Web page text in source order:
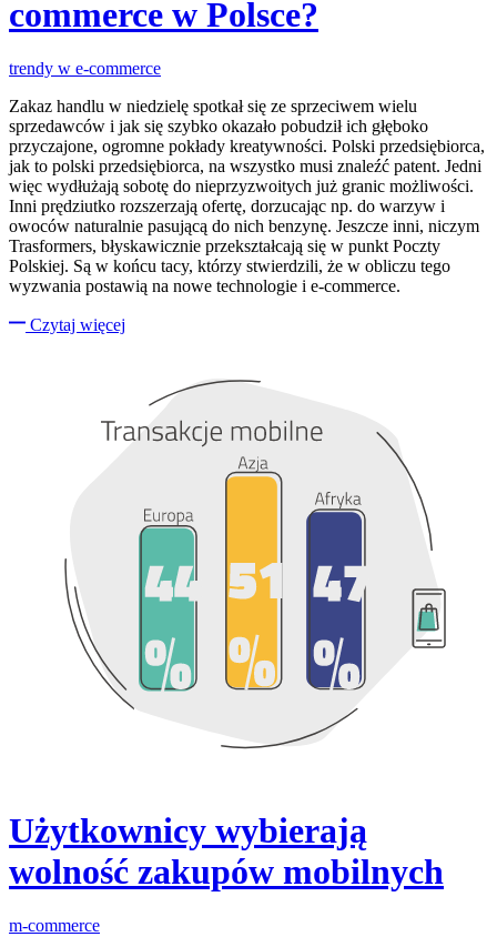
commerce w Polsce?
trendy w e-commerce
Zakaz handlu w niedzielę spotkał się ze sprzeciwem wielu
sprzedawców i jak się szybko okazało pobudził ich głęboko
przyczajone, ogromne pokłady kreatywności. Polski przedsiębiorca,
jak to polski przedsiębiorca, na wszystko musi znaleźć patent. Jedni
więc wydłużają sobotę do nieprzyzwoitych już granic możliwości.
Inni prędziutko rozszerzają ofertę, dorzucając np. do warzyw i
owoców naturalnie pasującą do nich benzynę. Jeszcze inni, niczym
Trasformers, błyskawicznie przekształcają się w punkt Poczty
Polskiej. Są w końcu tacy, którzy stwierdzili, że w obliczu tego
wyzwania postawią na nowe technologie i e-commerce.
Czytaj więcej
Użytkownicy wybierają
wolność zakupów mobilnych
m-commerce